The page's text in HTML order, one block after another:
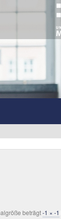
beträgt-1 × -1